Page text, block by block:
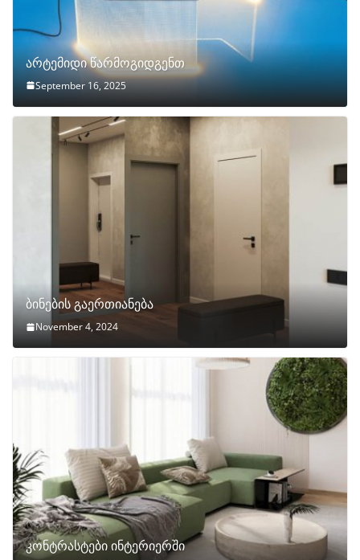
არტემიდი წარმოგიდგენთ
September 16, 2025
ბინების გაერთიანება
November 4, 2024
კონტრასტები ინტერიერში